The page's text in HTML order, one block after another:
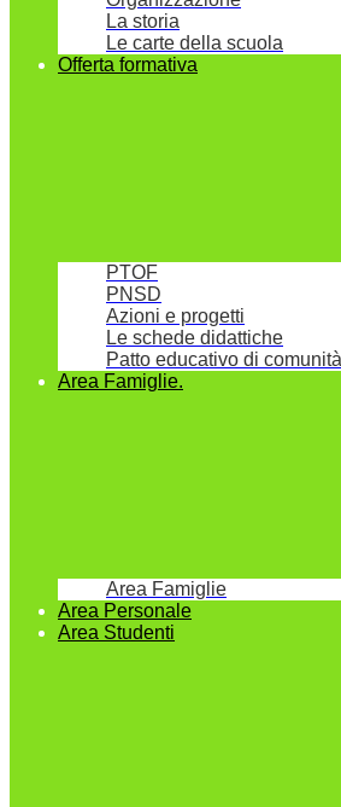
La storia
Le carte della scuola
Offerta formativa
PTOF
PNSD
Azioni e progetti
Le schede didattiche
Patto educativo di comunità
Area Famiglie.
Area Famiglie
Area Personale
Area Studenti